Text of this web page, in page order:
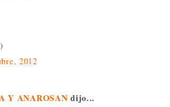
2012
Y ANAROSAN dijo...